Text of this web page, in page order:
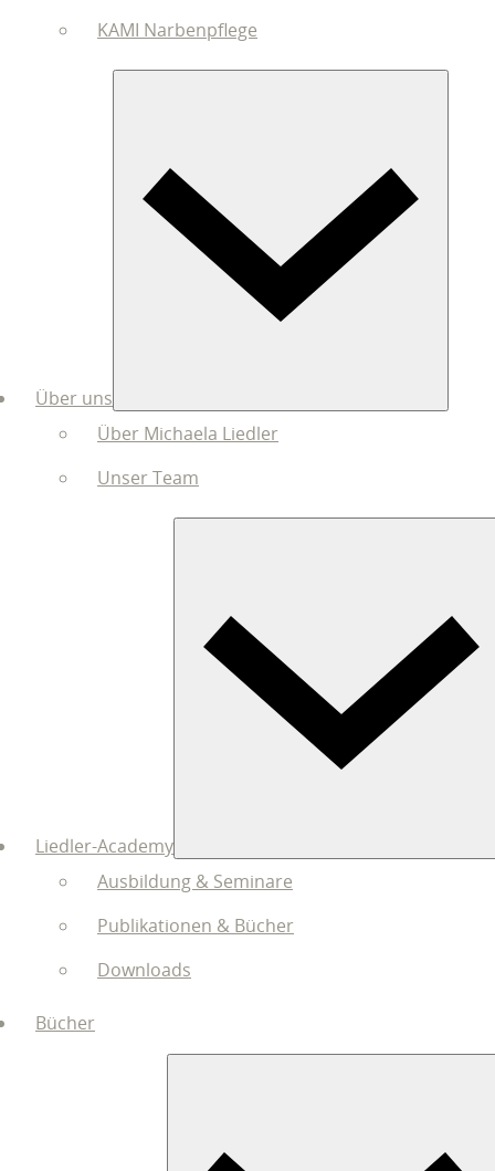
KAMI Narbenpflege
Über uns
Über Michaela Liedler
Unser Team
Liedler-Academy
Ausbildung & Seminare
Publikationen & Bücher
Downloads
Bücher